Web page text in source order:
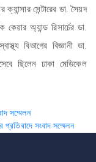
সেন্টারের ডা. সৈয়দ
অ্যান্ড রিসার্চের ডা.
বিভাগের বিজ্ঞানী ডা.
ছিলেন ঢাকা মেডিকেল
সম্মেলন
প্রতিবাদে সংবাদ সম্মেলন